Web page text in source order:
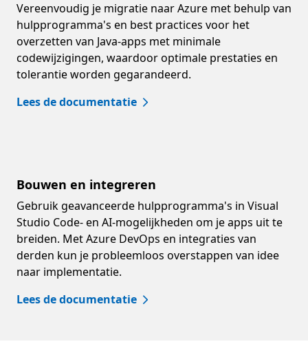
Vereenvoudig je migratie naar Azure met behulp van
hulpprogramma's en best practices voor het
overzetten van Java-apps met minimale
codewijzigingen, waardoor optimale prestaties en
tolerantie worden gegarandeerd.
Lees de documentatie
Bouwen en integreren
Gebruik geavanceerde hulpprogramma's in Visual
Studio Code- en AI-mogelijkheden om je apps uit te
breiden. Met Azure DevOps en integraties van
derden kun je probleemloos overstappen van idee
naar implementatie.
Lees de documentatie